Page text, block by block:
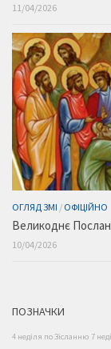
11/04/2026
ОГЛЯД ЗМІ / ОФІЦІЙНО
Великоднє
10/04/2026
ПОЗНАЧКИ
4 неділя по Зісланню 7